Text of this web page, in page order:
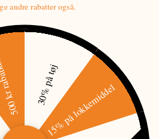
Udført i antiklæder med 6
andre rabatter også.
30% på tøj
15% på lokkemiddel